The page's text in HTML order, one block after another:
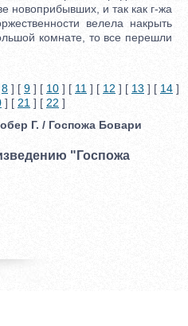
новоприбывших, и так как г-жа
велела накрыть
комнате, то все перешли
8 ] [ 9 ] [ 10 ] [ 11 ] [ 12 ] [ 13 ] [ 14 ]
] [ 21 ] [ 22 ]
Г. / Госпожа Бовари
"Госпожа